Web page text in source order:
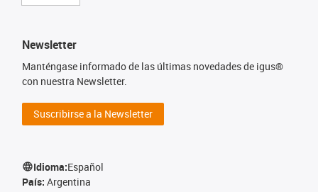
Newsletter
Manténgase informado de las últimas novedades de igus®
con nuestra Newsletter.
Suscribirse a la Newsletter
Idioma:Español
País: Argentina